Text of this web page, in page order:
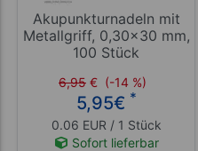
Akupunkturnadeln mit
Metallgriff, 0,30x30 mm,
100 Stück
6,95 € (-14 %)
5,95€ *
0.06 EUR / 1 Stück
Sofort lieferbar